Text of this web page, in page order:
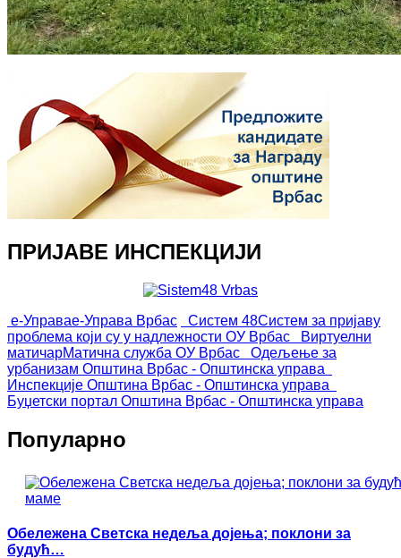
ПРИЈАВЕ ИНСПЕКЦИЈИ
е-Управае-Управа Врбас Систем 48Систем за пријаву
проблема који су у надлежности ОУ Врбас
Виртуелни
матичарМатична служба ОУ Врбас
Одељење за
урбанизам Општина Врбас - Општинска управа
Инспекције Општина Врбас - Општинска управа
Буџетски портал Општина Врбас - Општинска управа
Популарно
Обележена Светска недеља дојења; поклони за
будућ…